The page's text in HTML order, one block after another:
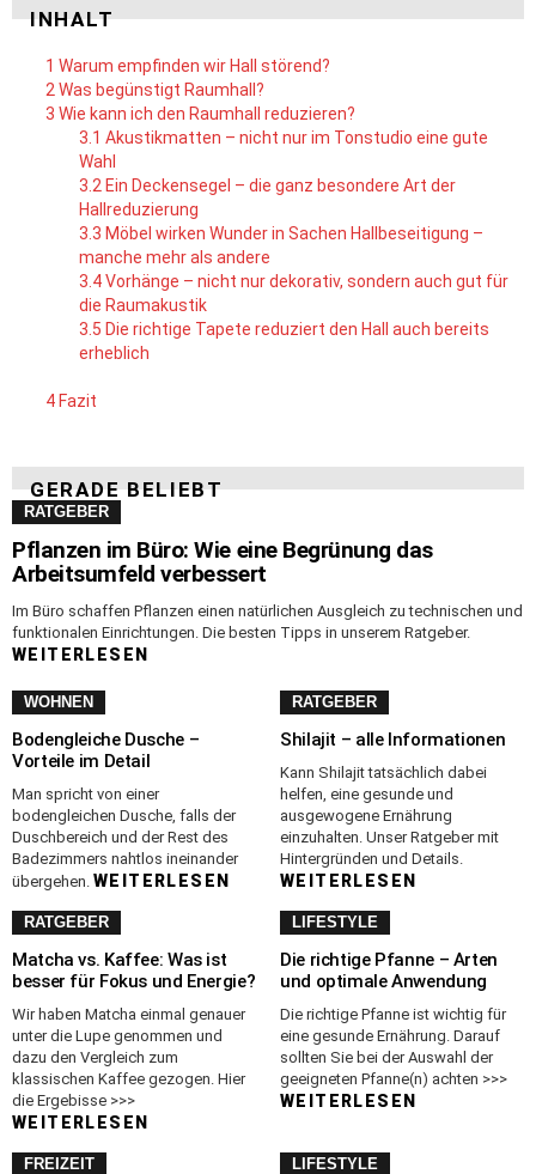
INHALT
1 Warum empfinden wir Hall störend?
2 Was begünstigt Raumhall?
3 Wie kann ich den Raumhall reduzieren?
3.1 Akustikmatten – nicht nur im Tonstudio eine gute
Wahl
3.2 Ein Deckensegel – die ganz besondere Art der
Hallreduzierung
3.3 Möbel wirken Wunder in Sachen Hallbeseitigung –
manche mehr als andere
3.4Vorhänge – nicht nur dekorativ, sondern auch gut für
die Raumakustik
3.5 Die richtige Tapete reduziert den Hall auch bereits
erheblich
4 Fazit
GERADE BELIEBT
RATGEBER
Pflanzen im Büro: Wie eine Begrünung das
Arbeitsumfeld verbessert
Im Büro schaffen Pflanzen einen natürlichen Ausgleich zu technischen und
funktionalen Einrichtungen. Die besten Tipps in unserem Ratgeber.
WEITERLESEN
WOHNEN
Bodengleiche Dusche –
Vorteile im Detail
Man spricht von einer
bodengleichen Dusche, falls der
Duschbereich und der Rest des
Badezimmers nahtlos ineinander
übergehen. WEITERLESEN
RATGEBER
Shilajit – alle Informationen
Kann Shilajit tatsächlich dabei
helfen, eine gesunde und
ausgewogene Ernährung
einzuhalten. Unser Ratgeber mit
Hintergründen und Details.
WEITERLESEN
RATGEBER
Matcha vs. Kaffee: Was ist
besser für Fokus und Energie?
Wir haben Matcha einmal genauer
unter die Lupe genommen und
dazu den Vergleich zum
klassischen Kaffee gezogen. Hier
die Ergebisse >>>
WEITERLESEN
LIFESTYLE
Die richtige Pfanne – Arten
und optimale Anwendung
Die richtige Pfanne ist wichtig für
eine gesunde Ernährung. Darauf
sollten Sie bei der Auswahl der
geeigneten Pfanne(n) achten >>>
WEITERLESEN
FREIZEIT LIFESTYLE